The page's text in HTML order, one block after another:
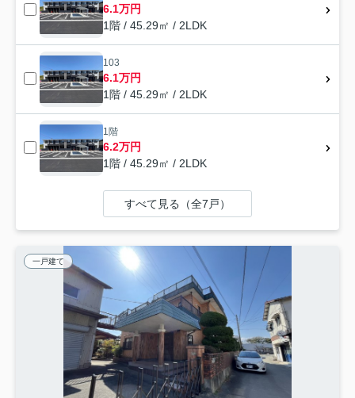
6.1万円
1階 / 45.29㎡ / 2LDK
103
6.1万円
1階 / 45.29㎡ / 2LDK
1階
6.2万円
1階 / 45.29㎡ / 2LDK
すべて見る（全7戸）
一戸建て